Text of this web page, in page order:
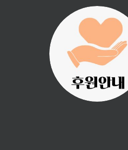
진리횃불 사역은
여러분의 후원으
로 이루어집니다.